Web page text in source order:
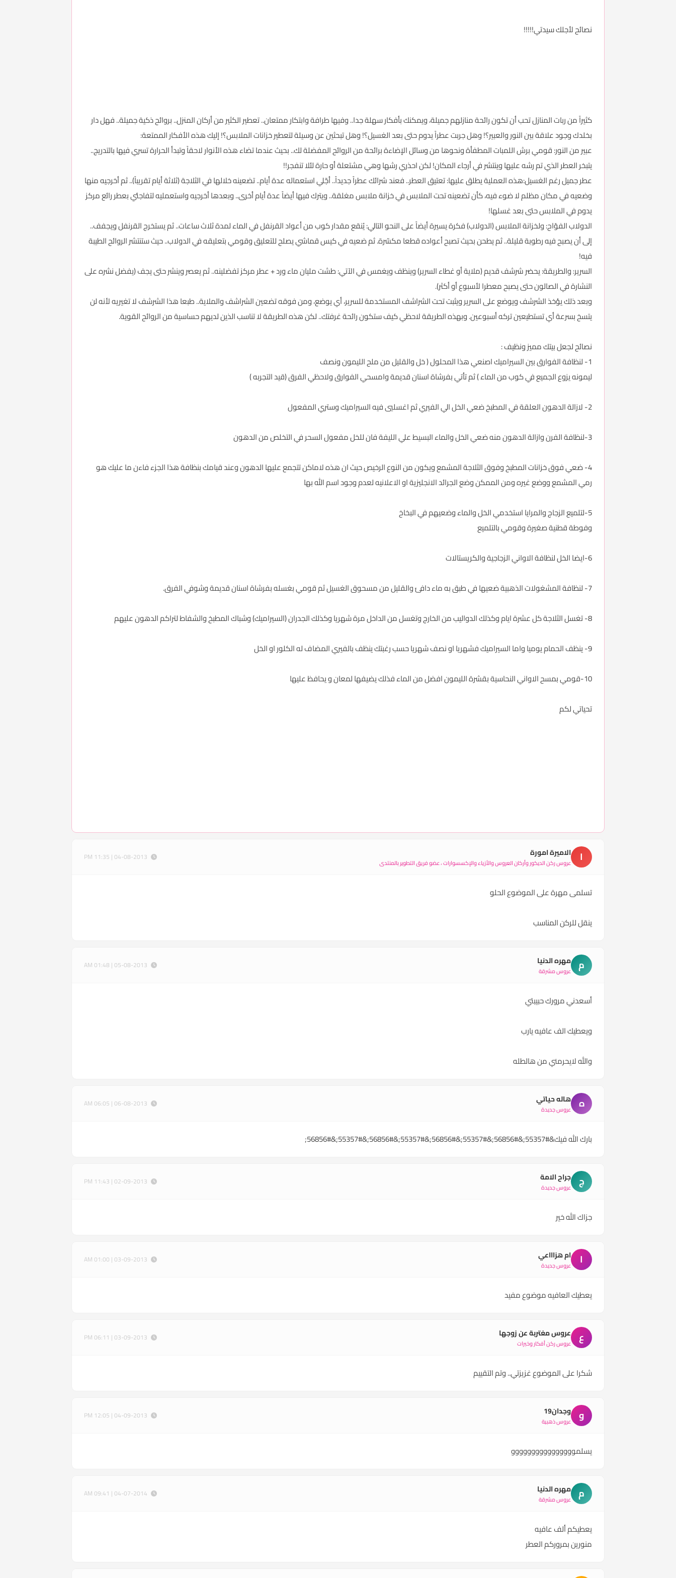
نصائح لأجلك سيدتي!!!!!
كثيراً من ربات المنازل تحب أن تكون رائحة منازلهم جميلة، ويمكنك بأفكار سهلة جدا.. وفيها طرافة وابتكار ممتعان.. تعطير الكثير من أركان المنزل.. بروائح ذكية جميلة.. فهل دار
بخلدك وجود علاقة بين النور والعبير؟! وهل جربت عطراً يدوم حتى بعد الغسيل؟! وهل تبحثين عن وسيلة لتعطير خزانات الملابس؟! إليك هذه الأفكار الممتعة:
عبير من النور: قومي برش اللمبات المطفأة ونحوها من وسائل الإضاءة برائحة من الروائح المفضلة لك.. بحيث عندما تضاء هذه الأنوار لاحقاً وتبدأ الحرارة تسري فيها بالتدريج..
يتبخر العطر الذي تم رشه عليها وينتشر في أرجاء المكان! لكن احذري رشها وهي مشتعلة أو حارة لئلا تنفجر!!
عطر جميل رغم الغسيل:هذه العملية يطلق عليها: تعتيق العطر.. فعند شرائك عطراً جديداً.. أجّلي استعماله عدة أيام.. تضعينه خلالها في الثلاجة (ثلاثة أيام تقريباً).. ثم أخرجيه منها
وضعيه في مكان مظلم لا ضوء فيه، كأن تضعينه تحت الملابس في خزانة ملابس مغلقة.. ويترك فيها أيضاً عدة أيام أخرى.. وبعدها أخرجيه واستعمليه لتفاجئي بعطر رائع مركز
يدوم في الملابس حتى بعد غسلها!
الدولاب الفوّاح: ولخزانة الملابس (الدولاب) فكرة يسيرة أيضاً على النحو التالي: يُنقع مقدار كوب من أعواد القرنفل في الماء لمدة ثلاث ساعات.. ثم يستخرج القرنفل ويجفف..
إلى أن يصبح فيه رطوبة قليلة.. ثم يطحن بحيث تصبح أعواده قطعا مكسّرة. ثم ضعيه في كيس قماشي يصلح للتعليق وقومي بتعليقه في الدولاب.. حيث ستنتشر الروائح الطيبة
فيه!
السرير: والطريقة: يحضر شرشف قديم (ملاية أو غطاء السرير) وينظف ويغمس في الآتي: طشت مليان ماء ورد + عطر مركز تفضلينه.. ثم يعصر وينشر حتى يجف (يفضل نشره على
النشارة في الصالون حتى يصبح معطرا لأسبوع أو أكثر).
وبعد ذلك يؤخذ الشرشف ويوضع على السرير ويثبت تحت الشراشف المستخدمة للسرير، أي يوضع، ومن فوقه تضعين الشراشف والملاية.. طبعا هذا الشرشف لا تغيريه لأنه لن
يتسخ بسرعة أي تستطيعين تركه أسبوعين. وبهذه الطريقة لاحظي كيف ستكون رائحة غرفتك.. لكن هذه الطريقة لا تناسب الذين لديهم حساسية من الروائح القوية.
نصائح لجعل بيتك مميز ونظيف :
1- لنظافة الفوارق بين السيراميك اصنعي هذا المحلول ( خل والقليل من ملح الليمون ونصف
ليمونه يزوع الجميع في كوب من الماء ) ثم تأتي بفرشاة اسنان قديمة وامسحي الفوارق ولاحظي الفرق (قيد التجربه )
2- لازالة الدهون العلقة في المطبخ ضعي الخل الي الفيري ثم اغسليي فيه السيراميك وستري المفعول
3-لنظافة الفرن وازالة الدهون منه ضعي الخل والماء البسيط علي الليفة فان للخل مفعول السحر في التخلص من الدهون
4- ضعي فوق خزانات المطبخ وفوق الثلاجة المشمع ويكون من النوع الرخيص حيث ان هذه لاماكن تتجمع عليها الدهون وعند قيامك بنظافة هذا الجزء فاءن ما عليك هو
رمي المشمع ووضع غيره ومن الممكن وضع الجرائد الانجليزية او الاعلانيه لعدم وجود اسم الله بها
5-لتلميع الزجاج والمرايا استخدمي الخل والماء وضعيهم في البخاخ
وفوطة قطنية صغيرة وقومي بالتلميع
6-ايضا الخل لنظافة الاواني الزجاجية والكريستالات
7- لنظافة المشغولات الذهبية ضعيها في طبق به ماء دافئ والقليل من مسحوق الغسيل ثم قومي بغسله بفرشاة اسنان قديمة وشوفي الفرق.
8- تغسل الثلاجة كل عشرة ايام وكذلك الدواليب من الخارج وتغسل من الداخل مرة شهريا وكذلك الجدران (السيراميك) وشباك المطبخ والشفاط لتراكم الدهون عليهم
9- ينظف الحمام يوميا واما السيراميك فشهريا او نصف شهريا حسب رغبتك ينظف بالفيري المضاف له الكلور او الخل
10-قومي بمسح الاواني النحاسية بقشرة الليمون افضل من الماء فذلك يضيفها لمعان و يحافظ عليها
تحياتي لكم
ا الاميرة امورة
عروس ركن الديكور وأركان العروس والأزياء والإكسسوارات ، عضو فريق التطوير بالمنتدى
تسلمى مهرة على الموضوع الحلو
ينقل للركن المناسب
م مهره الدنيا
عروس مشرقة
أسعدني مرورك حبيبتي
ويعطيك الف عافيه يارب
والله لايحرمني من هالطله
ه هاله حياتي
عروس جديدة
بارك الله فيك&#55357;&#56856;&#55357;&#56856;&#55357;&#56856;&#55357;&#56856;
ج جراح الامة
عروس جديدة
جزاك الله خير
ا ام هزاااعي
عروس جديدة
يعطيك العافيه موضوع مفيد
ع عروس مغتربة عن زوجها
عروس ركن أفكار وخبرات
شكرا على الموضوع غزيزتي.. وتم التقييم
و وجدان19
عروس ذهبية
يسلموووووووووووووووو
م مهره الدنيا
عروس مشرقة
يعطيكم ألف عافيه
منورين بمروركم العطر